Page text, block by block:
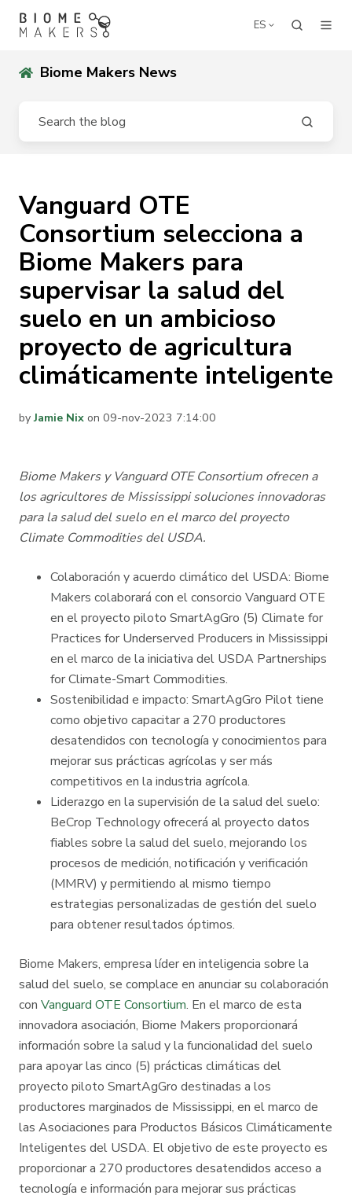
ES
Biome Makers News
Vanguard OTE
Consortium selecciona a
Biome Makers para
supervisar la salud del
suelo en un ambicioso
proyecto de agricultura
climáticamente inteligente
byJamie Nix on 09-nov-2023 7:14:00
Biome Makers y Vanguard OTE Consortium ofrecen a
los agricultores de Mississippi soluciones innovadoras
para la salud del suelo en el marco del proyecto
Climate Commodities del USDA.
Colaboración y acuerdo climático del USDA: Biome
Makers colaborará con el consorcio Vanguard OTE
en el proyecto piloto SmartAgGro (5) Climate for
Practices for Underserved Producers in Mississippi
en el marco de la iniciativa del USDA Partnerships
for Climate-Smart Commodities.
Sostenibilidad e impacto: SmartAgGro Pilot tiene
como objetivo capacitar a 270 productores
desatendidos con tecnología y conocimientos para
mejorar sus prácticas agrícolas y ser más
competitivos en la industria agrícola.
Liderazgo en la supervisión de la salud del suelo:
BeCrop Technology ofrecerá al proyecto datos
fiables sobre la salud del suelo, mejorando los
procesos de medición, notificación y verificación
(MMRV) y permitiendo al mismo tiempo
estrategias personalizadas de gestión del suelo
para obtener resultados óptimos.
Biome Makers, empresa líder en inteligencia sobre la
salud del suelo, se complace en anunciar su colaboración
con Vanguard OTE Consortium. En el marco de esta
innovadora asociación, Biome Makers proporcionará
información sobre la salud y la funcionalidad del suelo
para apoyar las cinco (5) prácticas climáticas del
proyecto piloto SmartAgGro destinadas a los
productores marginados de Mississippi, en el marco de
las Asociaciones para Productos Básicos Climáticamente
Inteligentes del USDA. El objetivo de este proyecto es
proporcionar a 270 productores desatendidos acceso a
tecnología e información para mejorar sus prácticas